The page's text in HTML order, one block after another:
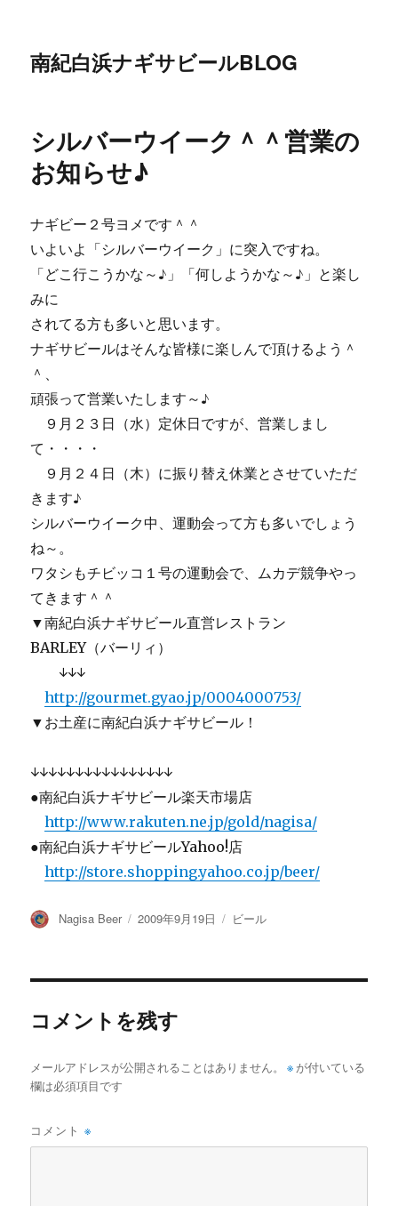
南紀白浜ナギサビールBLOG
シルバーウイーク＾＾営業の
お知らせ♪
ナギビー２号ヨメです＾＾
いよいよ「シルバーウイーク」に突入ですね。
「どこ行こうかな～♪」「何しようかな～♪」と楽し
みに
されてる方も多いと思います。
ナギサビールはそんな皆様に楽しんで頂けるよう＾
＾、
頑張って営業いたします～♪
９月２３日（水）定休日ですが、営業しまし
て・・・・
９月２４日（木）に振り替え休業とさせていただ
きます♪
シルバーウイーク中、運動会って方も多いでしょう
ね～。
ワタシもチビッコ１号の運動会で、ムカデ競争やっ
てきます＾＾
▼南紀白浜ナギサビール直営レストラン
BARLEY（バーリィ）
↓↓↓
http://gourmet.gyao.jp/0004000753/
▼お土産に南紀白浜ナギサビール！
↓↓↓↓↓↓↓↓↓↓↓↓↓↓↓↓
●南紀白浜ナギサビール楽天市場店
http://www.rakuten.ne.jp/gold/nagisa/
●南紀白浜ナギサビールYahoo!店
http://store.shopping.yahoo.co.jp/beer/
投
Nagisa Beer
投
2009年9月19日
カ
ビール
コメントを残す
メールアドレスが公開されることはありません。 ※ が付いている
欄は必須項目です
コメント※